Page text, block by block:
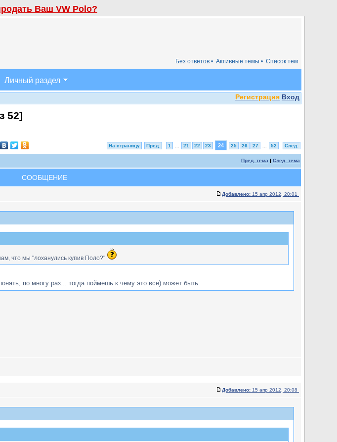
Ваш VW Polo?
Список тем
Активные темы •
Без ответов •
Личный раздел
Регистрация Вход
52]
На страницу Пред. 1 21 22 23 24 25 26 27 52 След.
Пред. тема | След. тема
СООБЩЕНИЕ
Добавлено: 15 апр 2012, 20:01
что мы "лоханулись купив Поло?"
по многу раз... тогда поймешь к чему это все) может быть.
Добавлено: 15 апр 2012, 20:08